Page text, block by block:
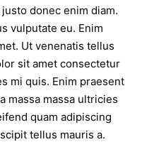
donec enim diam.
vulputate eu. Enim
Ut venenatis tellus
sit amet consectetur
mi quis. Enim praesent
massa massa ultricies
quam adipiscing
tellus mauris a.